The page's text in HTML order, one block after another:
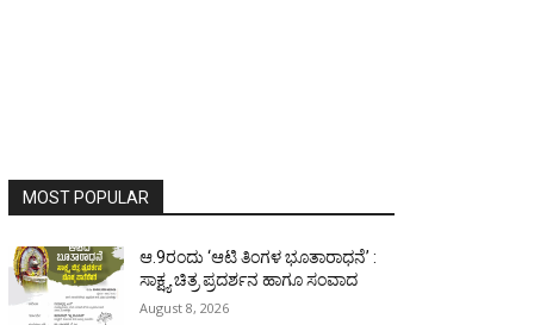
MOST POPULAR
ಆ.9ರಂದು ‘ಆಟಿ ತಿಂಗಳ ಭೂತಾರಾಧನೆ’ :
ಸಾಕ್ಷ್ಯ ಚಿತ್ರ ಪ್ರದರ್ಶನ ಹಾಗೂ ಸಂವಾದ
August 8, 2026